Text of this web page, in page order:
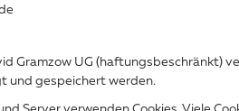
Gramzow UG (haftungsbeschränkt)
und gespeichert werden.
Server verwenden Cookies. Viele